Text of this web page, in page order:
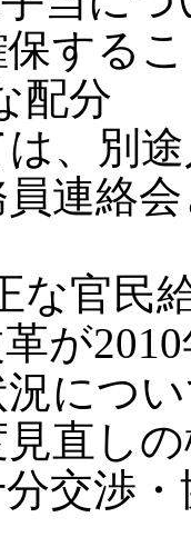
する
配分
、別
連絡
な官民
2010
につ
直し
交渉